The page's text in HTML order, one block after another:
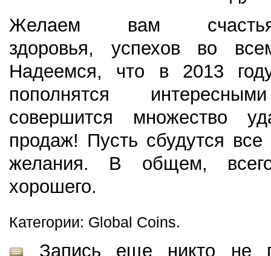
Желаем вам
здоровья, успехов во
Надеемся, что в 2013
пополнятся
совершится множество
продаж! Пусть сбудутся
желания. В общем,
хорошего.
Категории: Global Coins.
Запись еще никто не